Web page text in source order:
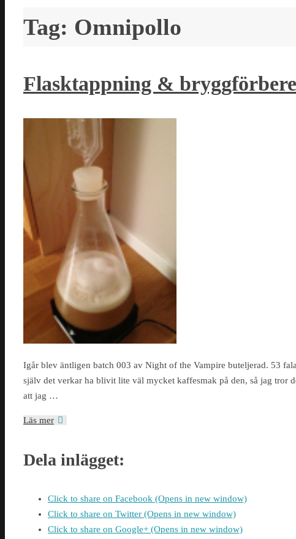
Tag: Omnipollo
Flasktappning &
Igår blev äntligen batch 003 av Night of the Vampire buteljerad. 53
själv det verkar ha blivit lite väl mycket kaffesmak på den, så jag tror
att jag …
Läs mer
Dela inlägget:
Click to share on Facebook (Opens in new window)
Click to share on Twitter (Opens in new window)
Click to share on Google+ (Opens in new window)